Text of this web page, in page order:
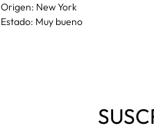
Origen: New York
Estado: Muy bueno